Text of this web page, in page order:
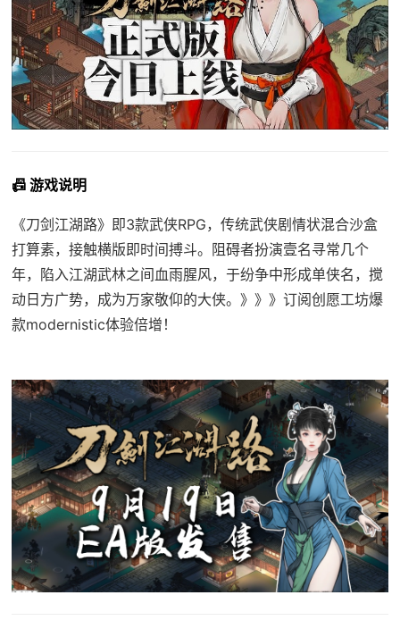
📠 游戏说明
《刀剑江湖路》即3款武侠RPG，传统武侠剧情状混合沙盒
打算素，接触横版即时间搏斗。阻碍者扮演壹名寻常几个
年，陷入江湖武林之间血雨腥风，于纷争中形成单侠名，搅
动日方广势，成为万家敬仰的大侠。》》》订阅创愿工坊爆
款modernistic体验倍增！